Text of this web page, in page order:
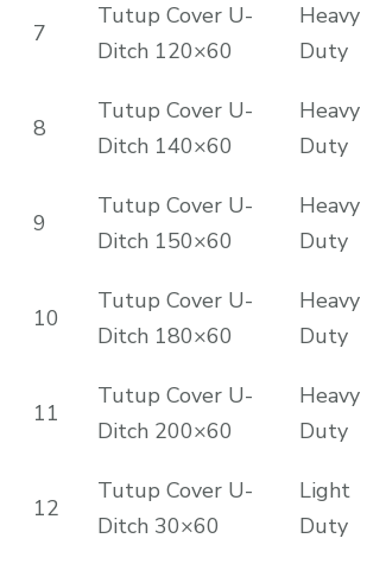
7
Tutup Cover U-
Ditch 120×60
Heavy
Duty
8
Tutup Cover U-
Ditch 140×60
Heavy
Duty
9
Tutup Cover U-
Ditch 150×60
Heavy
Duty
10
Tutup Cover U-
Ditch 180×60
Heavy
Duty
11
Tutup Cover U-
Ditch 200×60
Heavy
Duty
12
Tutup Cover U-
Ditch 30×60
Light
Duty